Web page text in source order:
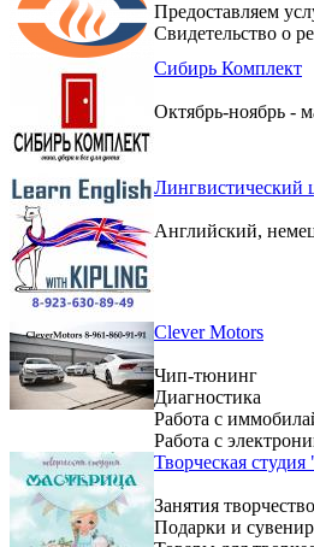
Предоставляем
Свидетельство о
Сибирь Комплект
Октябрь-ноябрь -
Лингвистический
Английский,
Clever Motors
Чип-тюнинг
Диагностика
Работа с
Работа с
Творческая
Занятия
Подарки и